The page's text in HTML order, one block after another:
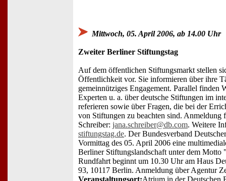
Mittwoch, 05. April 2006, ab 14.00 Uhr
Zweiter Berliner Stiftungstag
Auf dem öffentlichen Stiftungsmarkt stellen
Öffentlichkeit vor. Sie informieren über ihre
gemeinnütziges Engagement. Parallel finden
Experten u. a. über deutsche Stiftungen im
referieren sowie über Fragen, die bei der
von Stiftungen zu beachten sind. Anmeldung
Schreiber: jana.schreiber@db.com. Weitere
stiftungstag.de. Der Bundesverband
Vormittag des 05. April 2006 eine
Berliner Stiftungslandschaft unter dem
Rundfahrt beginnt um 10.30 Uhr am Haus
93, 10117 Berlin. Anmeldung über Agentur
Veranstaltungsort:Atrium in der Deutschen